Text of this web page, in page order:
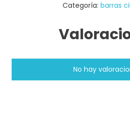
Categoría: barras
No hay